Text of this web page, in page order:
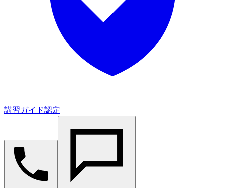
講習ガイド認定